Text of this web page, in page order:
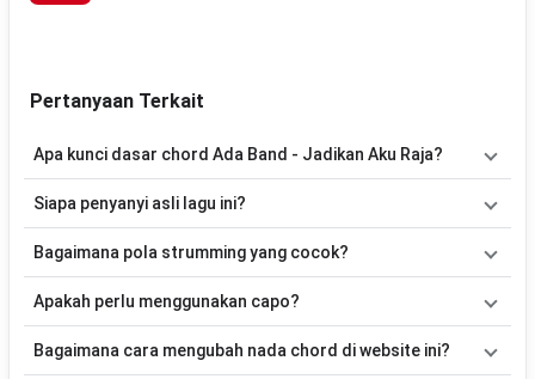
Pertanyaan Terkait
Apa kunci dasar chord Ada Band - Jadikan Aku Raja?
G, F#m, Em, Am, B, A#, F, E, C#m, C#, G#m
. Versi chord ini telah
maupun gitaris yang ingin belajar memainkan lagu ini.
Siapa penyanyi asli lagu ini?
Band. Pada halaman ini tersedia versi chord gitar yang lebih mudah
Bagaimana pola strumming yang cocok?
acuan, kamu dapat menggunakan pola
laguJadikan Aku Raja.
Apakah perlu menggunakan capo?
kunci dasarC. Jika ingin mengikuti nada asli penyanyi, kamu dapat
Bagaimana cara mengubah nada chord di website ini?